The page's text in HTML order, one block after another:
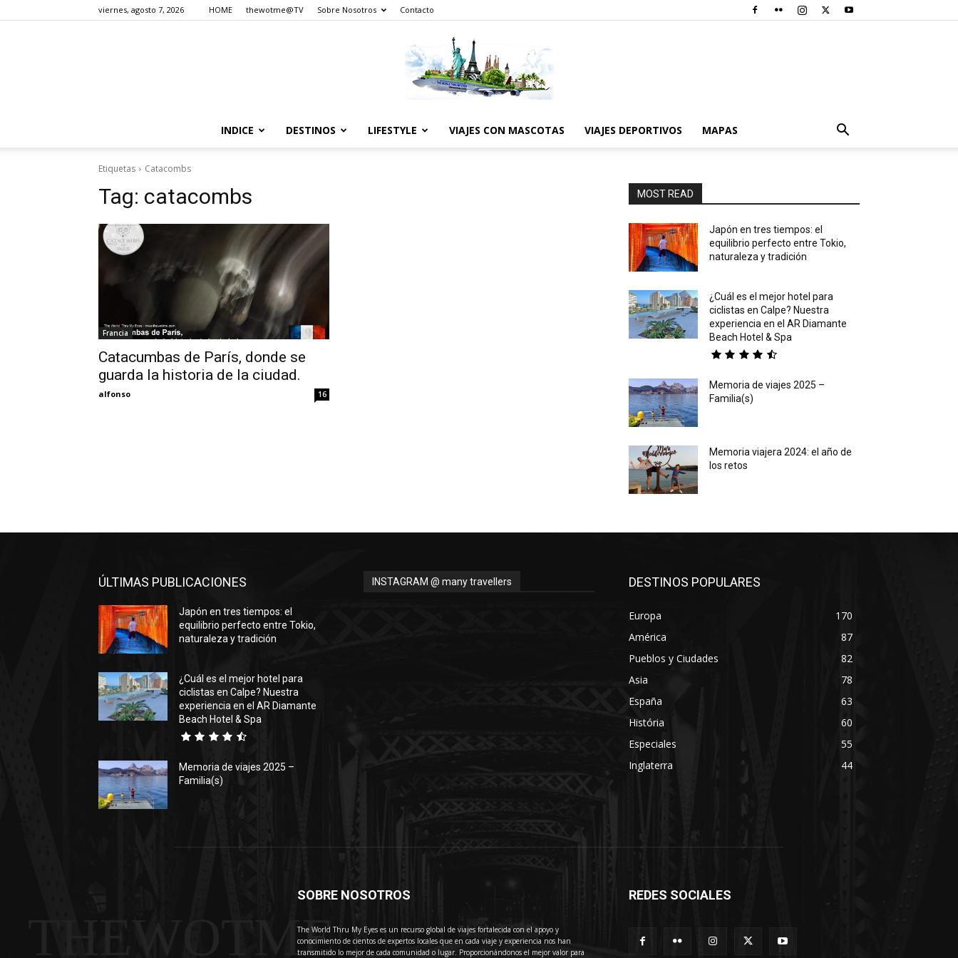
viernes, agosto 7, 2026 HOME thewotme@TV Sobre Nosotros Contacto
INDICE DESTINOS LIFESTYLE VIAJES CON MASCOTAS VIAJES DEPORTIVOS MAPAS
Etiquetas Catacombs
Tag: catacombs
Francia
Catacumbas de París, donde se
guarda la historia de la ciudad.
alfonso 16
MOST READ
Japón en tres tiempos: el
equilibrio perfecto entre Tokio,
naturaleza y tradición
¿Cuál es el mejor hotel para
ciclistas en Calpe? Nuestra
experiencia en el AR Diamante
Beach Hotel & Spa
Memoria de viajes 2025 –
Familia(s)
Memoria viajera 2024: el año de
los retos
ÚLTIMAS PUBLICACIONES
Japón en tres tiempos: el
equilibrio perfecto entre Tokio,
naturaleza y tradición
¿Cuál es el mejor hotel para
ciclistas en Calpe? Nuestra
experiencia en el AR Diamante
Beach Hotel & Spa
Memoria de viajes 2025 –
Familia(s)
INSTAGRAM @ many travellers DESTINOS POPULARES
Europa
170
América
87
Pueblos y Ciudades
82
Asia
78
España
63
História
60
Especiales
55
Inglaterra
44
THEWOTME
SOBRE NOSOTROS
The World Thru My Eyes es un recurso global de viajes fortalecida con el apoyo y
conocimiento de cientos de expertos locales que en cada viaje y experiencia nos han
transmitido lo mejor de cada comunidad o lugar. Proporcionándonos el mejor valor para
REDES SOCIALES